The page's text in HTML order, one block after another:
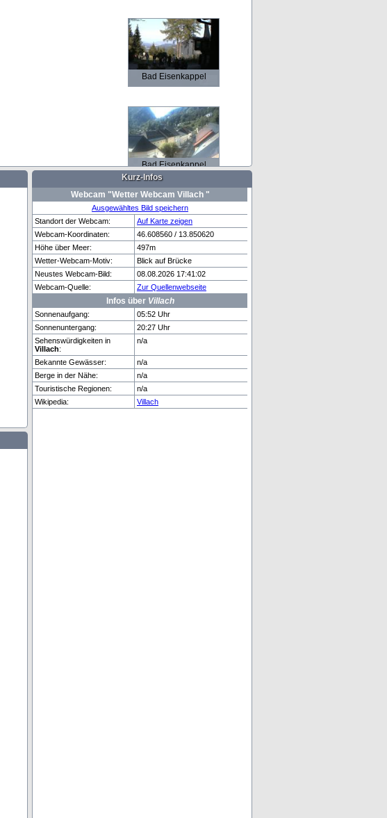
Bad Eisenkappel
Bad Eisenkappel
Bettmeralp Davos
Kurz-Infos
Webcam "Wetter Webcam Villach "
Ausgewähltes Bild speichern
Standort der Webcam:
Auf Karte zeigen
Webcam-Koordinaten:
46.608560 / 13.850620
Höhe über Meer:
497m
Wetter-Webcam-Motiv:
Blick auf Brücke
Neustes Webcam-Bild:
08.08.2026 17:41:02
Webcam-Quelle:
Zur Quellenwebseite
Infos über Villach
Sonnenaufgang:
05:52 Uhr
Sonnenuntergang:
20:27 Uhr
Sehenswürdigkeiten in
Villach:
n/a
Bekannte Gewässer:
n/a
Berge in der Nähe:
n/a
Touristische Regionen:
n/a
Wikipedia:
Villach